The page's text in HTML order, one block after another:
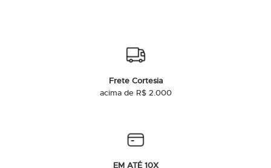
Frete Cortesia
acima de R$ 2.000
EM ATÉ 10X